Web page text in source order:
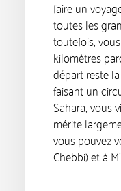
faire un
toutes les
toutefois,
kilomètres
départ reste
faisant un
Sahara, vous
mérite
vous pouvez
Chebbi) et à